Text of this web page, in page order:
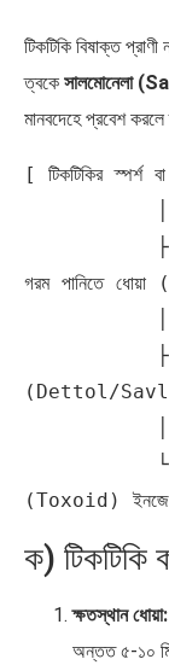
টিকটিকি বিষাক্ত
ত্বকে সালমোনেলা
মানবদেহে প্রবেশ
[ টিকটিকির স্পর্শ
গরম পানিতে ধোয়া
(Dettol/
ক) টিকটিকি
ক্ষতস্থান ধোয়া:
অন্তত ৫-১০